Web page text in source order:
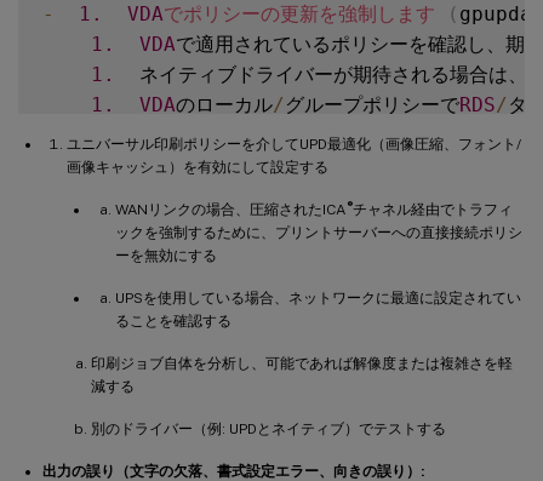
-
1. VDAでポリシーの更新を強制します (
1.
VDAで適用されているポリシーを確認し、期
1.
  ネイティブドライバーが期待される場合は、
1.
VDAのローカル/ グループポリシーでRDS/ タ
1.
VDAレジストリ内の孤立したプリンターエン
考えられる原因
トラブルシューティング手順
Windowsイベントログ
1.
再起動が失敗するか、問題が繰り返される場
1.
  Citrix
UPDまたは汎用Microsoftドライバ
1.
レジストリ内の孤立した印刷プロセッサを探
ユニバーサル印刷ポリシーを介してUPD最適化（画像圧縮、フォント/
画像キャッシュ）を有効にして設定する
WANリンクの場合、圧縮されたICA ®チャネル経由でトラフィ
ックを強制するために、プリントサーバーへの直接接続ポリシ
ーを無効にする
UPSを使用している場合、ネットワークに最適に設定されてい
ることを確認する
印刷ジョブ自体を分析し、可能であれば解像度または複雑さを軽
減する
別のドライバー（例: UPDとネイティブ）でテストする
出力の誤り（文字の欠落、書式設定エラー、向きの誤り）: